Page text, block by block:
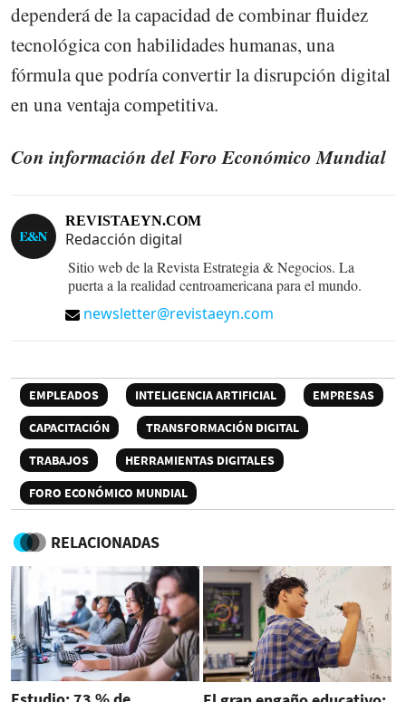
dependerá de la capacidad de combinar fluidez
tecnológica con habilidades humanas, una
fórmula que podría convertir la disrupción digital
en una ventaja competitiva.
Con información del Foro Económico Mundial
REVISTAEYN.COM
Redacción digital
Sitio web de la Revista Estrategia & Negocios. La
puerta a la realidad centroamericana para el mundo.
newsletter@revistaeyn.com
EMPLEADOS INTELIGENCIA ARTIFICIAL
EMPRESAS
CAPACITACIÓN
TRANSFORMACIÓN DIGITAL
TRABAJOS
HERRAMIENTAS DIGITALES
FORO ECONÓMICO MUNDIAL
RELACIONADAS